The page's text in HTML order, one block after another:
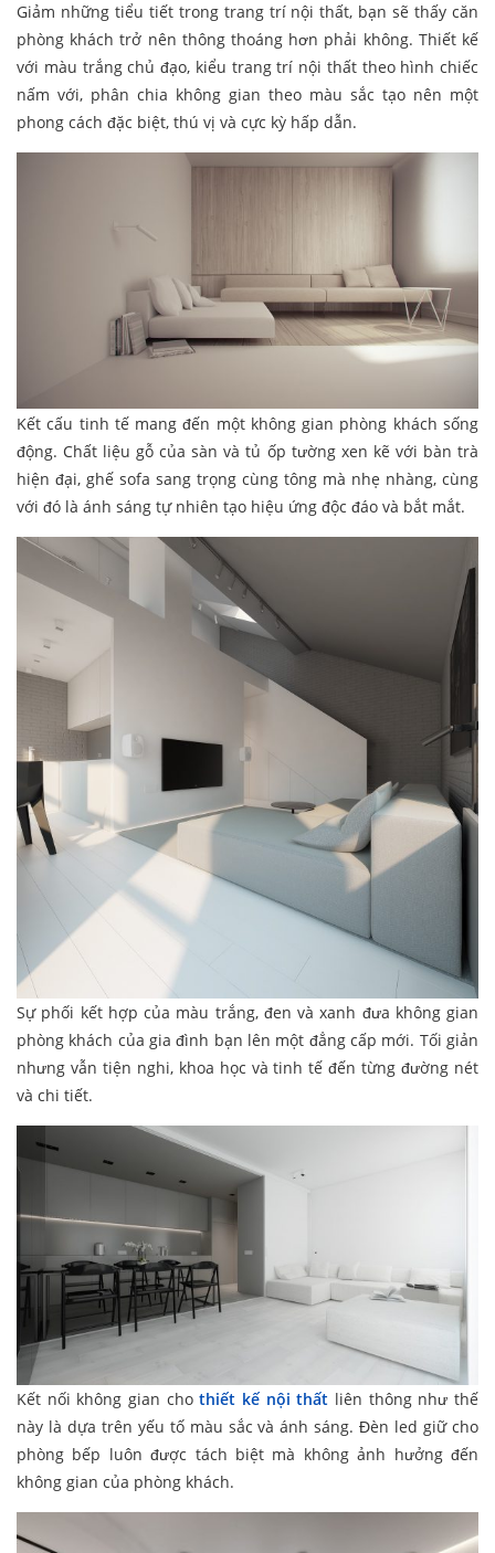
Giảm những tiểu tiết trong trang trí nội thất, bạn sẽ thấy căn
phòng khách trở nên thông thoáng hơn phải không. Thiết kế
với màu trắng chủ đạo, kiểu trang trí nội thất theo hình chiếc
nấm với, phân chia không gian theo màu sắc tạo nên một
phong cách đặc biệt, thú vị và cực kỳ hấp dẫn.
Kết cấu tinh tế mang đến một không gian phòng khách sống
động. Chất liệu gỗ của sàn và tủ ốp tường xen kẽ với bàn trà
hiện đại, ghế sofa sang trọng cùng tông mà nhẹ nhàng, cùng
với đó là ánh sáng tự nhiên tạo hiệu ứng độc đáo và bắt mắt.
Sự phối kết hợp của màu trắng, đen và xanh đưa không gian
phòng khách của gia đình bạn lên một đẳng cấp mới. Tối giản
nhưng vẫn tiện nghi, khoa học và tinh tế đến từng đường nét
và chi tiết.
Kết nối không gian chothiết kế nội thất liên thông như thế
này là dựa trên yếu tố màu sắc và ánh sáng. Đèn led giữ cho
phòng bếp luôn được tách biệt mà không ảnh hưởng đến
không gian của phòng khách.